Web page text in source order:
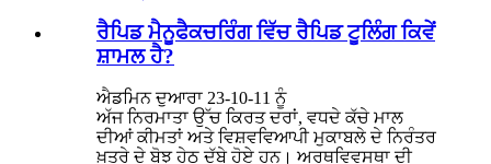
ਰੈਪਿਡ ਮੈਨੂਫੈਕਚਰਿੰਗ ਵਿੱਚ ਰੈਪਿਡ ਟੂਲਿੰਗ ਕਿਵੇਂ
ਸ਼ਾਮਲ ਹੈ?
ਐਡਮਿਨ ਦੁਆਰਾ 23-10-11 ਨੂੰ
ਅੱਜ ਨਿਰਮਾਤਾ ਉੱਚ ਕਿਰਤ ਦਰਾਂ, ਵਧਦੇ ਕੱਚੇ ਮਾਲ
ਦੀਆਂ ਕੀਮਤਾਂ ਅਤੇ ਵਿਸ਼ਵਵਿਆਪੀ ਮੁਕਾਬਲੇ ਦੇ ਨਿਰੰਤਰ
ਖ਼ਤਰੇ ਦੇ ਬੋਝ ਹੇਠ ਦੱਬੇ ਹੋਏ ਹਨ। ਅਰਥਵਿਵਸਥਾ ਦੀ